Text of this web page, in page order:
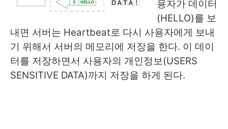
용자가 데이터
(HELLO)를 보
내면 서버는 Heartbeat로 다시 사용자에게 보내
기 위해서 서버의 메모리에 저장을 한다. 이 데이
터를 저장하면서 사용자의 개인정보(USERS
SENSITIVE DATA)까지 저장을 하게 된다.